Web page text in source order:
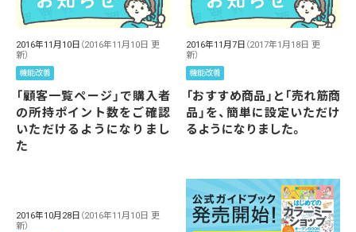
2016年11月10日 （2016年11月10日 更
新）
機能改善
「顧客一覧ページ」で購入者
の所持ポイント数をご確認
いただけるようになりまし
た
2016年11月7日 （2017年1月18日 更
新）
機能改善
「おすすめ商品」と「売れ筋商
品」を、簡単に設定いただけ
るようになりました。
2016年10月28日 （2016年11月10日 更
新）